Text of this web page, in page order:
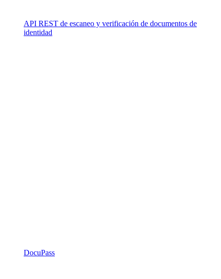
API REST de escaneo y verificación de documentos de
identidad
DocuPass